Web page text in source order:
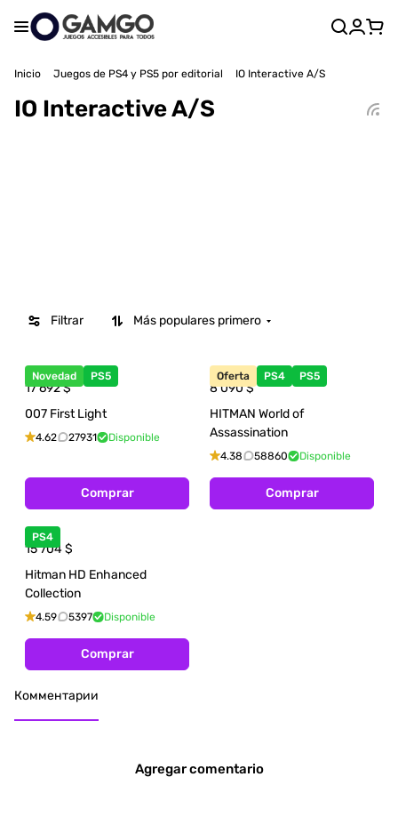
Inicio Juegos de PS4 y PS5 por editorial IO Interactive A/S
IO Interactive A/S
Filtrar Más populares primero
Novedad PS5
17 692$
007 First Light
4.62 27931 Disponible
Comprar
Oferta PS4 PS5
8 090$
HITMAN World of
Assassination
4.38 58860 Disponible
Comprar
PS4
15 704$
Hitman HD Enhanced
Collection
4.59 5397 Disponible
Comprar
Комментарии
Agregar comentario